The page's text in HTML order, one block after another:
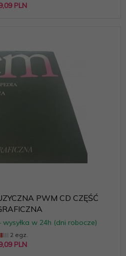
09 PLN
PWM CD CZĘŚĆ
w 24h (dni robocze)
2 egz.
09 PLN